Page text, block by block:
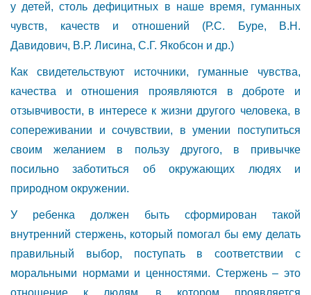
у детей, столь дефицитных в наше время, гуманных
чувств, качеств и отношений (Р.С. Буре, В.Н.
Давидович, В.Р. Лисина, С.Г. Якобсон и др.)
Как свидетельствуют источники, гуманные чувства,
качества и отношения проявляются в доброте и
отзывчивости, в интересе к жизни другого человека, в
сопереживании и сочувствии, в умении поступиться
своим желанием в пользу другого, в привычке
посильно заботиться об окружающих людях и
природном окружении.
У ребенка должен быть сформирован такой
внутренний стержень, который помогал бы ему делать
правильный выбор, поступать в соответствии с
моральными нормами и ценностями. Стержень – это
отношение к людям, в котором проявляется